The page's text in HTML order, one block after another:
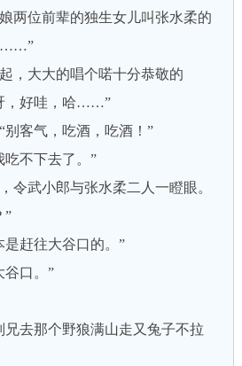
两位前辈的独生女儿叫张水柔的
……”
大大的唱个喏十分恭敬的
，好哇，哈……”
客气，吃酒，吃酒！”
不下去了。”
武小郎与张水柔二人一瞪眼。
”
赶往大谷口的。”
口。”
去那个野狼满山走又兔子不拉